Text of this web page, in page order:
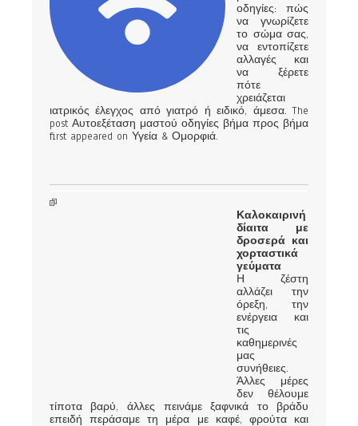
οδηγίες: πώς
να γνωρίζετε
το σώμα σας,
να εντοπίζετε
αλλαγές και
να ξέρετε
πότε
χρειάζεται
ιατρικός έλεγχος από γιατρό ή ειδικό, άμεσα. The
post Αυτοεξέταση μαστού οδηγίες βήμα προς βήμα
first appeared on Υγεία & Ομορφιά.
Καλοκαιρινή
δίαιτα με
δροσερά και
χορταστικά
γεύματα
Η ζέστη
αλλάζει την
όρεξη, την
ενέργεια και
τις
καθημερινές
μας
συνήθειες.
Άλλες μέρες
δεν θέλουμε
τίποτα βαρύ, άλλες πεινάμε ξαφνικά το βράδυ
επειδή περάσαμε τη μέρα με καφέ, φρούτα και